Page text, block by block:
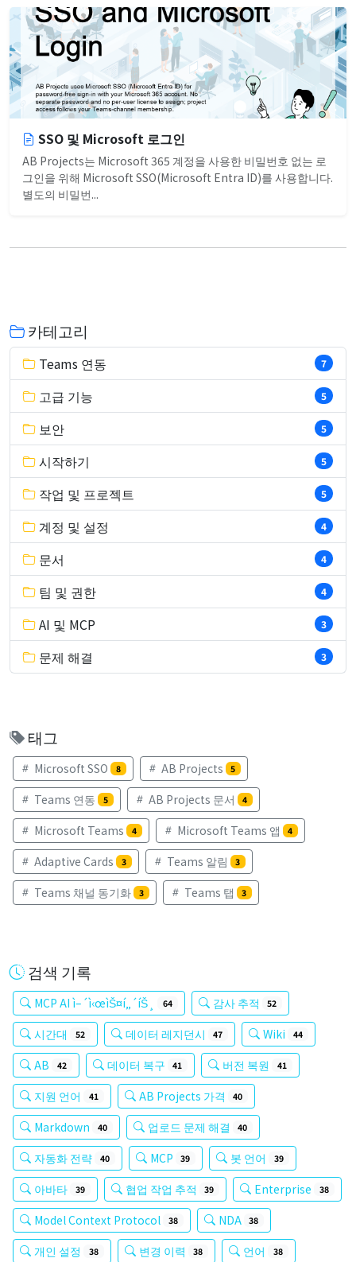
SSO 및 Microsoft 로그인
AB Projects는 Microsoft 365 계정을 사용한 비밀번호 없는 로
그인을 위해 Microsoft SSO(Microsoft Entra ID)를 사용합니다.
별도의 비밀번...
카테고리
Teams 연동 7
고급 기능 5
보안 5
시작하기 5
작업 및 프로젝트 5
계정 및 설정 4
문서 4
팀 및 권한 4
AI 및 MCP 3
문제 해결 3
태그
Microsoft SSO 8 AB Projects 5
Teams 연동 5 AB Projects 문서 4
Microsoft Teams 4 Microsoft Teams 앱 4
Adaptive Cards 3 Teams 알림 3
Teams 채널 동기화 3 Teams 탭 3
검색 기록
MCP AI ì–´ì‹œìŠ¤í„´íŠ¸ 64 감사 추적 52
시간대 52 데이터 레지던시 47 Wiki 44
AB 42 데이터 복구 41 버전 복원 41
지원 언어 41 AB Projects 가격 40
Markdown 40 업로드 문제 해결 40
자동화 전략 40 MCP 39 봇 언어 39
아바타 39 협업 작업 추적 39 Enterprise 38
Model Context Protocol 38 NDA 38
개인 설정 38 변경 이력 38 언어 38